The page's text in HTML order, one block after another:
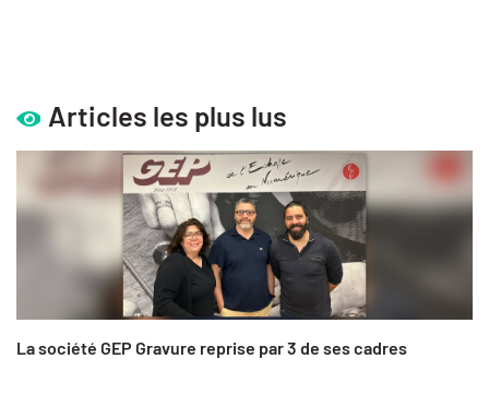
Articles les plus lus
La société GEP Gravure reprise par 3 de ses cadres